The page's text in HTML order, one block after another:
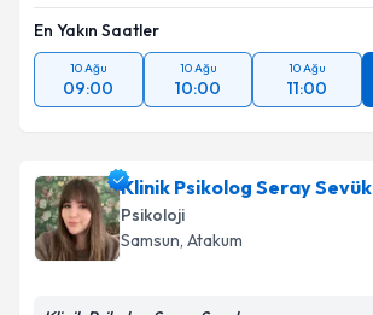
En Yakın Saatler
10 Ağu
09:00
10 Ağu
10:00
10 Ağu
11:00
Klinik Psikolog Seray Sevük
Psikoloji
Samsun, Atakum